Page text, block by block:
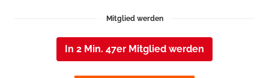
Mitglied werden
In 2 Min. 47er Mitglied werden